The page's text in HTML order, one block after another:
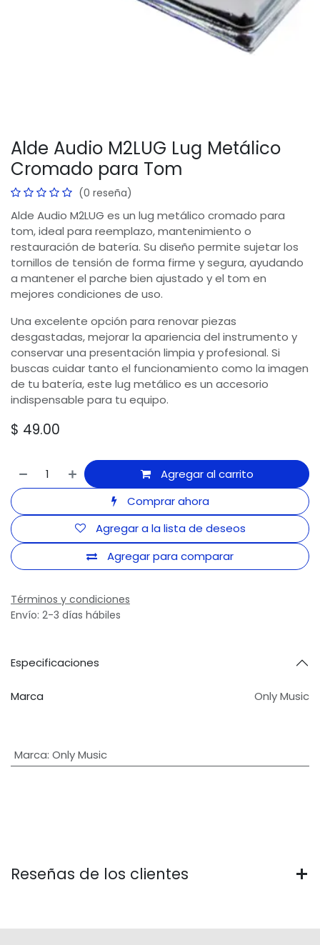
Alde Audio M2LUG Lug Metálico
Cromado para Tom
(0 reseña)
Alde Audio M2LUG es un lug metálico cromado para
tom, ideal para reemplazo, mantenimiento o
restauración de batería. Su diseño permite sujetar los
tornillos de tensión de forma firme y segura, ayudando
a mantener el parche bien ajustado y el tom en
mejores condiciones de uso.
Una excelente opción para renovar piezas
desgastadas, mejorar la apariencia del instrumento y
conservar una presentación limpia y profesional. Si
buscas cuidar tanto el funcionamiento como la imagen
de tu batería, este lug metálico es un accesorio
indispensable para tu equipo.
$ 49.00
Agregar al carrito
Comprar ahora
Agregar para comparar
Agregar a la lista de deseos
Términos y condiciones
Envío: 2-3 días hábiles
Especificaciones
Marca Only Music
Marca: Only Music
Reseñas de los clientes